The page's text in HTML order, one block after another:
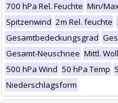
700 hPa Rel. Feuchte Min/
Spitzenwind 2m Rel. feuchte
Gesamtbedeckungsgrad
Gesamt-Neuschnee Mittl.
500 hPa Wind 50 hPa Temp
Niederschlagsform